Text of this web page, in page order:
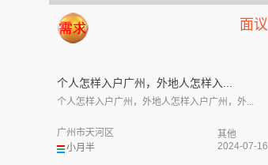
面议
个人怎样入户广州，外地人怎样入...
个人怎样入户广州，外地人怎样入户广州，外...
小月半
广州市天河区
其他
2024-07-16